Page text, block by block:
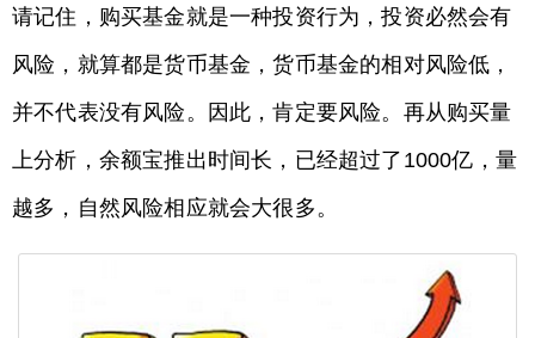
请记住，购买基金就是一种投资行为，投资必然会有
风险，就算都是货币基金，货币基金的相对风险低，
并不代表没有风险。因此，肯定要风险。再从购买量
上分析，余额宝推出时间长，已经超过了1000亿，量
越多，自然风险相应就会大很多。